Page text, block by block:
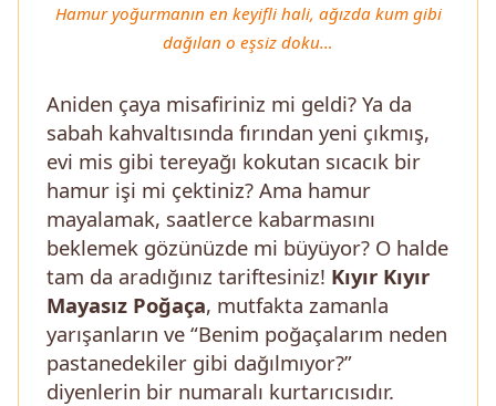
Hamur yoğurmanın en keyifli hali, ağızda kum gibi
dağılan o eşsiz doku…
Aniden çaya misafiriniz mi geldi? Ya da
sabah kahvaltısında fırından yeni çıkmış,
evi mis gibi tereyağı kokutan sıcacık bir
hamur işi mi çektiniz? Ama hamur
mayalamak, saatlerce kabarmasını
beklemek gözünüzde mi büyüyor? O halde
tam da aradığınız tariftesiniz! Kıyır Kıyır
Mayasız Poğaça, mutfakta zamanla
yarışanların ve “Benim poğaçalarım neden
pastanedekiler gibi dağılmıyor?”
diyenlerin bir numaralı kurtarıcısıdır.